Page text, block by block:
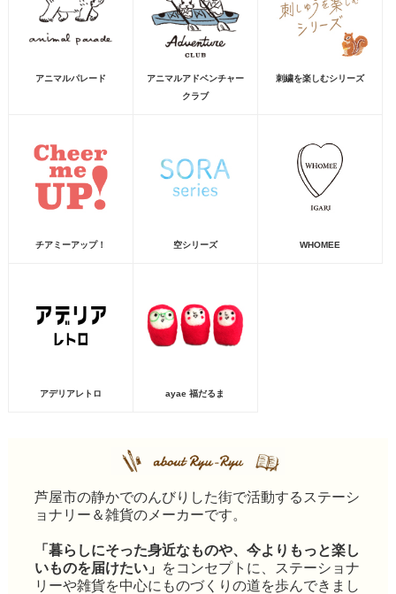
アニマルパレード
アニマルアドベンチャー
クラブ
刺繍を楽しむシリーズ
チアミーアップ！ 空シリーズ WHOMEE
アデリアレトロ ayae 福だるま
芦屋市の静かでのんびりした街で活動するステーシ
ョナリー＆雑貨のメーカーです。
「暮らしにそった身近なものや、今よりもっと楽し
いものを届けたい」
をコンセプトに、ステーショナ
リーや雑貨を中心にものづくりの道を歩んできまし